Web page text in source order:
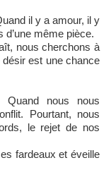
il y a amour, il y
même pièce.
nous cherchons à
est une chance
Quand nous nous
Pourtant, nous
le rejet de nos
fardeaux et éveille